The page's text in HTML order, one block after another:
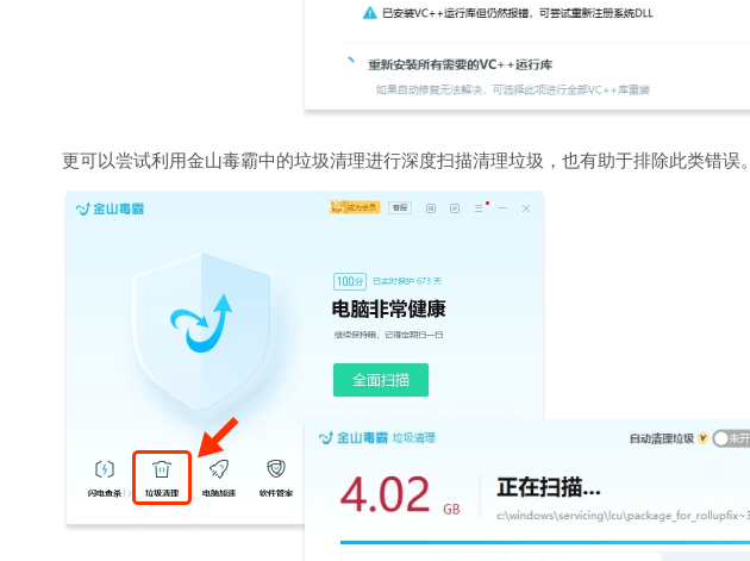
更可以尝试利用金山毒霸中的垃圾清理进行深度扫描清理垃圾，也有助于排除此类错误。